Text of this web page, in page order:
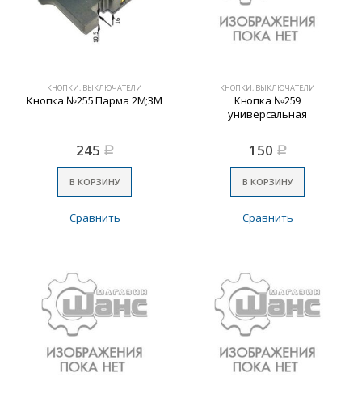
КНОПКИ, ВЫКЛЮЧАТЕЛИ
Кнопка №255 Парма 2М;3М
245 Р
В КОРЗИНУ
Сравнить
КНОПКИ, ВЫКЛЮЧАТЕЛИ
Кнопка №259
универсальная
150 Р
В КОРЗИНУ
Сравнить